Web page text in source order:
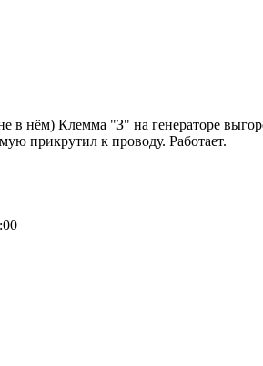
в нём) Клемма "З" на генераторе
прикрутил к проводу. Работает.